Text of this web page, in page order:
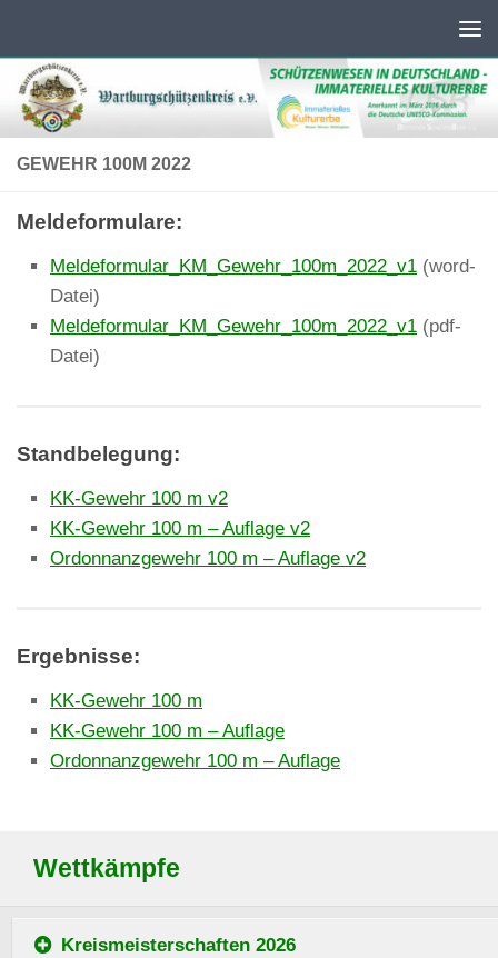
GEWEHR 100M 2022
Meldeformulare:
Meldeformular_KM_Gewehr_100m_2022_v1 (word-
Datei)
Meldeformular_KM_Gewehr_100m_2022_v1 (pdf-
Datei)
Standbelegung:
KK-Gewehr 100 m v2
KK-Gewehr 100 m – Auflage v2
Ordonnanzgewehr 100 m – Auflage v2
Ergebnisse:
KK-Gewehr 100 m
KK-Gewehr 100 m – Auflage
Ordonnanzgewehr 100 m – Auflage
Wettkämpfe
Kreismeisterschaften 2026